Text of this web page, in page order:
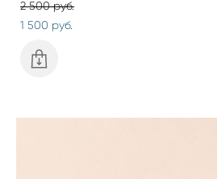
2 500 pуб.
1 500 pуб.